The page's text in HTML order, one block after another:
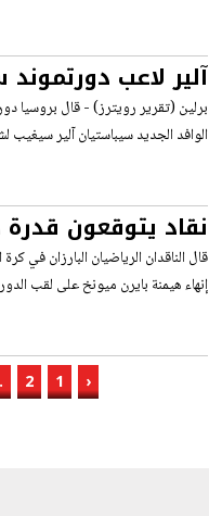
آلير لاعب
برلين (تقرير رويترز) - قال بروسيا
الوافد الجديد سيباستيان آلير سيغيب
نقاد يتوقعون قدرة
أزمة هالر
قال الناقدان الرياضيان البارزان في
إنهاء هيمنة بايرن ميونخ على لقب
‹
1
2